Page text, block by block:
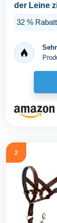
der Leine
32 % Rabatt
2